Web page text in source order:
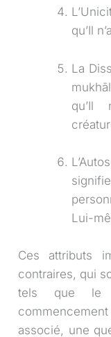
qu’Il
La
qu’Il
Lui-
Ces attributs
contraires, qui
tels que le
associé, une